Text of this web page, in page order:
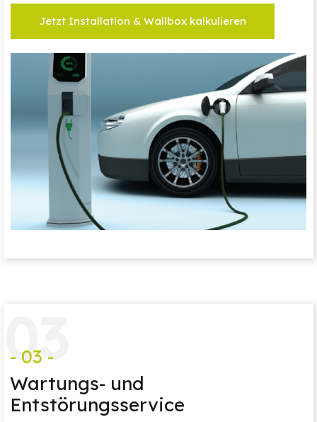
Jetzt Installation & Wallbox kalkulieren
03
- 03 -
Wartungs- und
Entstörungsservice